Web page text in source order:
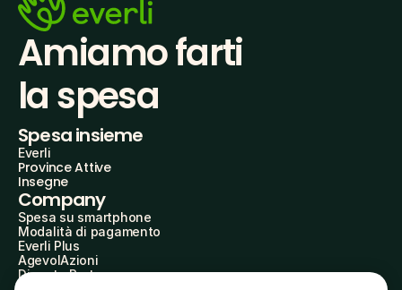
Amiamo farti
la spesa
Spesa insieme
Everli
Province Attive
Insegne
Company
Spesa su smartphone
Modalità di pagamento
Everli Plus
AgevolAzioni
Diventa Partner